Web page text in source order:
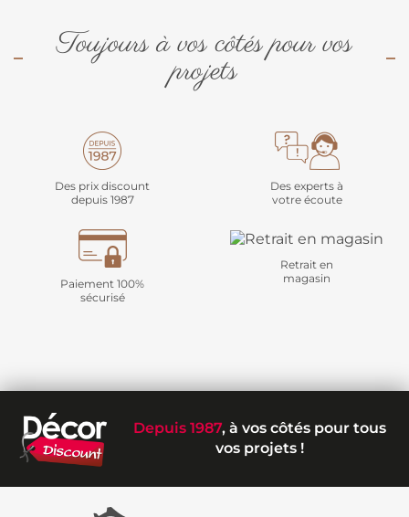
Toujours à vos côtés pour vos
projets
Des prix discount
depuis 1987
Des experts à
votre écoute
Paiement 100%
sécurisé
Retrait en
magasin
Depuis 1987, à vos côtés pour tous
vos projets !